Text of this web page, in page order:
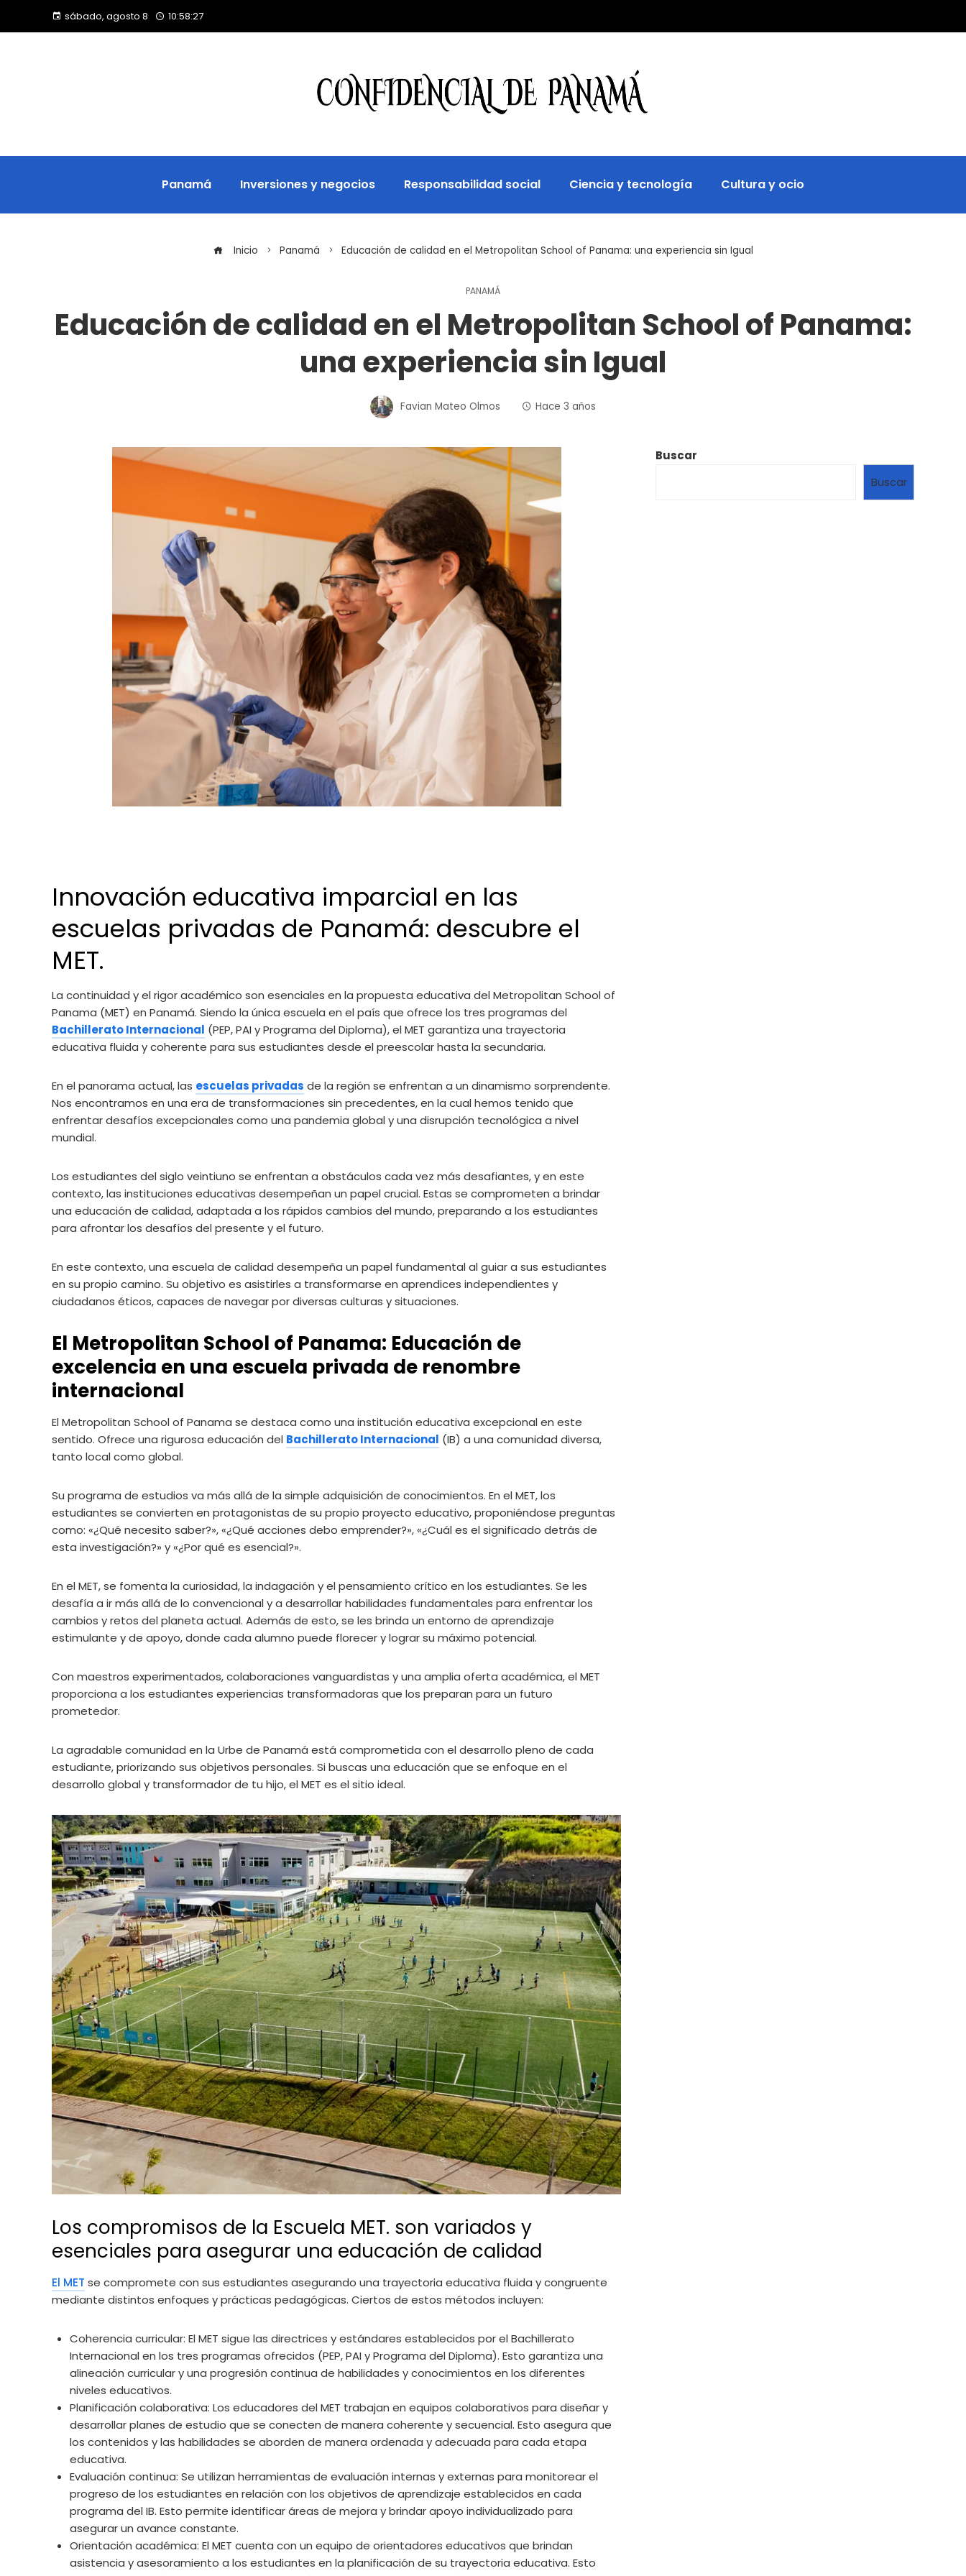
sábado, agosto 8 10:58:28
Panamá Inversiones y negocios Responsabilidad social Ciencia y tecnología Cultura y ocio
Inicio Panamá Educación de calidad en el Metropolitan School of Panama: una experiencia sin Igual
PANAMÁ
Educación de calidad en el Metropolitan School of Panama:
una experiencia sin Igual
Favian Mateo Olmos Hace 3 años
Innovación educativa imparcial en las
escuelas privadas de Panamá: descubre el
MET.
La continuidad y el rigor académico son esenciales en la propuesta educativa del Metropolitan School of
Panama (MET) en Panamá. Siendo la única escuela en el país que ofrece los tres programas del
Bachillerato Internacional (PEP, PAI y Programa del Diploma), el MET garantiza una trayectoria
educativa fluida y coherente para sus estudiantes desde el preescolar hasta la secundaria.
En el panorama actual, las escuelas privadas de la región se enfrentan a un dinamismo sorprendente.
Nos encontramos en una era de transformaciones sin precedentes, en la cual hemos tenido que
enfrentar desafíos excepcionales como una pandemia global y una disrupción tecnológica a nivel
mundial.
Los estudiantes del siglo veintiuno se enfrentan a obstáculos cada vez más desafiantes, y en este
contexto, las instituciones educativas desempeñan un papel crucial. Estas se comprometen a brindar
una educación de calidad, adaptada a los rápidos cambios del mundo, preparando a los estudiantes
para afrontar los desafíos del presente y el futuro.
En este contexto, una escuela de calidad desempeña un papel fundamental al guiar a sus estudiantes
en su propio camino. Su objetivo es asistirles a transformarse en aprendices independientes y
ciudadanos éticos, capaces de navegar por diversas culturas y situaciones.
El Metropolitan School of Panama: Educación de
excelencia en una escuela privada de renombre
internacional
El Metropolitan School of Panama se destaca como una institución educativa excepcional en este
sentido. Ofrece una rigurosa educación del Bachillerato Internacional (IB) a una comunidad diversa,
tanto local como global.
Su programa de estudios va más allá de la simple adquisición de conocimientos. En el MET, los
estudiantes se convierten en protagonistas de su propio proyecto educativo, proponiéndose preguntas
como: «¿Qué necesito saber?», «¿Qué acciones debo emprender?», «¿Cuál es el significado detrás de
esta investigación?» y «¿Por qué es esencial?».
En el MET, se fomenta la curiosidad, la indagación y el pensamiento crítico en los estudiantes. Se les
desafía a ir más allá de lo convencional y a desarrollar habilidades fundamentales para enfrentar los
cambios y retos del planeta actual. Además de esto, se les brinda un entorno de aprendizaje
estimulante y de apoyo, donde cada alumno puede florecer y lograr su máximo potencial.
Con maestros experimentados, colaboraciones vanguardistas y una amplia oferta académica, el MET
proporciona a los estudiantes experiencias transformadoras que los preparan para un futuro
prometedor.
La agradable comunidad en la Urbe de Panamá está comprometida con el desarrollo pleno de cada
estudiante, priorizando sus objetivos personales. Si buscas una educación que se enfoque en el
desarrollo global y transformador de tu hijo, el MET es el sitio ideal.
Los compromisos de la Escuela MET. son variados y
esenciales para asegurar una educación de calidad
El MET se compromete con sus estudiantes asegurando una trayectoria educativa fluida y congruente
mediante distintos enfoques y prácticas pedagógicas. Ciertos de estos métodos incluyen:
Coherencia curricular: El MET sigue las directrices y estándares establecidos por el Bachillerato
Internacional en los tres programas ofrecidos (PEP, PAI y Programa del Diploma). Esto garantiza una
alineación curricular y una progresión continua de habilidades y conocimientos en los diferentes
niveles educativos.
Planificación colaborativa: Los educadores del MET trabajan en equipos colaborativos para diseñar y
desarrollar planes de estudio que se conecten de manera coherente y secuencial. Esto asegura que
los contenidos y las habilidades se aborden de manera ordenada y adecuada para cada etapa
educativa.
Evaluación continua: Se utilizan herramientas de evaluación internas y externas para monitorear el
progreso de los estudiantes en relación con los objetivos de aprendizaje establecidos en cada
programa del IB. Esto permite identificar áreas de mejora y brindar apoyo individualizado para
asegurar un avance constante.
Orientación académica: El MET cuenta con un equipo de orientadores educativos que brindan
asistencia y asesoramiento a los estudiantes en la planificación de su trayectoria educativa. Esto
Buscar
Buscar